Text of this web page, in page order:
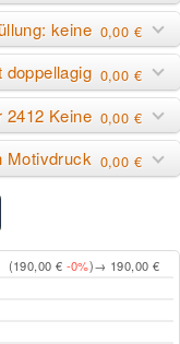
keine 0,00 €
doppellagig 0,00 €
2412 Keine 0,00 €
Motivdruck 0,00 €
(190,00 € -0%)→ 190,00 €